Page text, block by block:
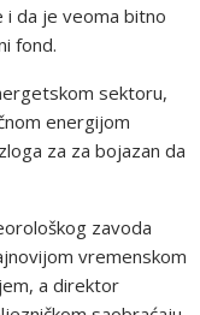
i da je veoma bitno
fond.
sektoru,
energijom
za za bojazan da
zavoda
vremenskom
a direktor